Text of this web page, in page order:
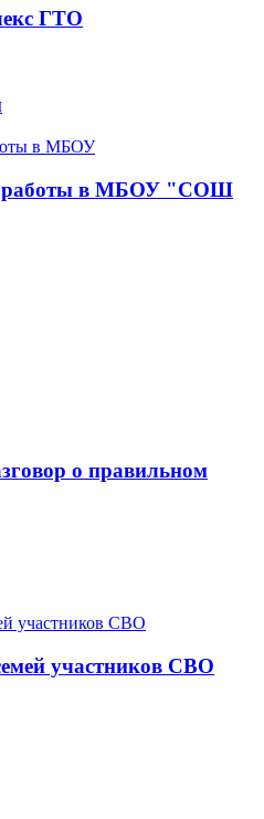
ГТО
работы в МБОУ "СОШ
о правильном
участников СВО